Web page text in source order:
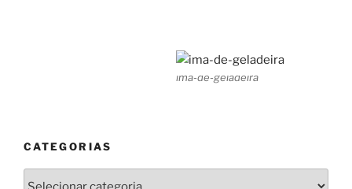
ima-de-geladeira
CATEGORIAS